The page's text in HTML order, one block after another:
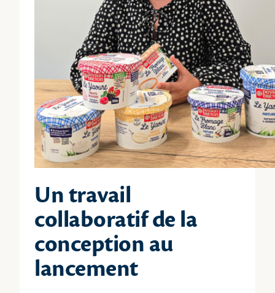
Un travail
collaboratif de la
conception au
lancement